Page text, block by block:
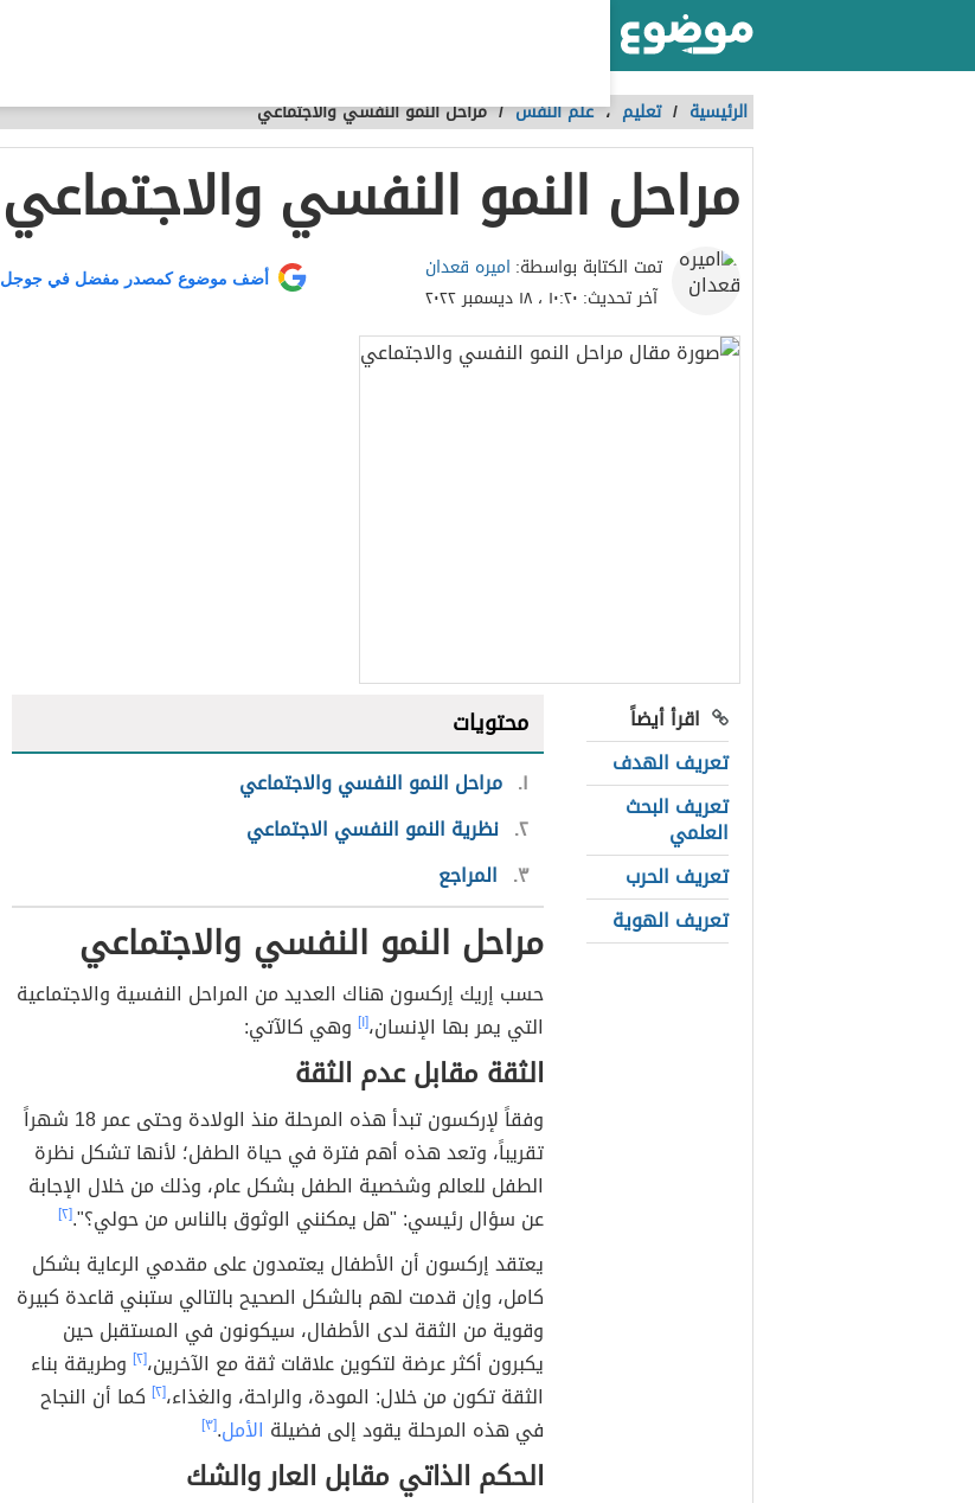
الرئيسية / تعليم ،علم النفس /مراحل النمو النفسي والاجتماعي
مراحل النمو النفسي والاجتماعي
تمت الكتابة بواسطة: اميره قعدان
آخر تحديث: ١٠:٢٠ ، ١٨ ديسمبر ٢٠٢٢
أضف موضوع كمصدر مفضل في جوجل
اقرأ أيضاً
تعريف الهدف
تعريف البحث
العلمي
تعريف الحرب
تعريف الهوية
محتويات
١ مراحل النمو النفسي والاجتماعي
٢ نظرية النمو النفسي الاجتماعي
٣ المراجع
مراحل النمو النفسي والاجتماعي
حسب إريك إركسون هناك العديد من المراحل النفسية والاجتماعية
التي يمر بها الإنسان،[١] وهي كالآتي:
الثقة مقابل عدم الثقة
وفقاً لإركسون تبدأ هذه المرحلة منذ الولادة وحتى عمر 18 شهراً
تقريباً، وتعد هذه أهم فترة في حياة الطفل؛ لأنها تشكل نظرة
الطفل للعالم وشخصية الطفل بشكل عام، وذلك من خلال الإجابة
عن سؤال رئيسي: "هل يمكنني الوثوق بالناس من حولي؟".[٢]
يعتقد إركسون أن الأطفال يعتمدون على مقدمي الرعاية بشكل
كامل، وإن قدمت لهم بالشكل الصحيح بالتالي ستبني قاعدة كبيرة
وقوية من الثقة لدى الأطفال، سيكونون في المستقبل حين
يكبرون أكثر عرضة لتكوين علاقات ثقة مع الآخرين،[٢]
وطريقة بناء
الثقة تكون من خلال: المودة، والراحة، والغذاء،[٢]
كما أن النجاح
في هذه المرحلة يقود إلى فضيلة الأمل.[٣]
الحكم الذاتي مقابل العار والشك